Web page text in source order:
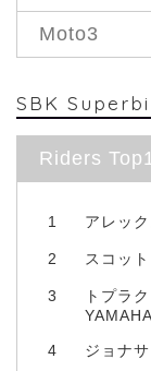
Moto3
SBK
Riders
1 アレッ
2 スコッ
3
トプラ
YAMAHA
4 ジョナ